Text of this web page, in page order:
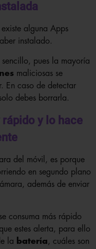
alguna Apps
instalado.
sencillo, pues la mayoría
maliciosas se
En caso de detectar
debes borrarla.
rápido y lo hace
del móvil, es porque
en segundo plano
además de enviar
consuma más rápido
estes alerta, para ello
la
batería, cuáles son